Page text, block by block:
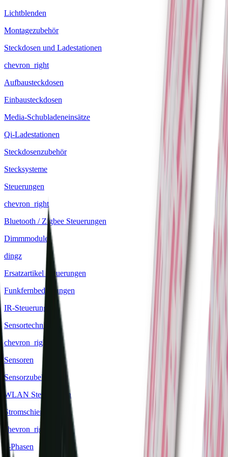
Lichtblenden
Montagezubehör
Steckdosen und Ladestationen
chevron_right
Aufbausteckdosen
Einbausteckdosen
Media-Schubladeneinsätze
Qi-Ladestationen
Steckdosenzubehör
Stecksysteme
Steuerungen
chevron_right
Bluetooth / Zigbee Steuerungen
Dimmmodule
dingz
Ersatzartikel Steuerungen
Funkfernbedienungen
IR-Steuerungen
Sensortechnik
chevron_right
Sensoren
Sensorzubehör
WLAN Steuerungen
Stromschienen
chevron_right
1-Phasen